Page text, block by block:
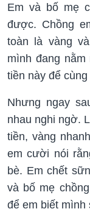
Em và bố mẹ
được. Chồng
toàn là vàng
mình đang
tiền này để
Nhưng ngay
nhau nghi ngờ.
tiền, vàng
em cười nói
bè. Em chết
và bố mẹ
để em biết